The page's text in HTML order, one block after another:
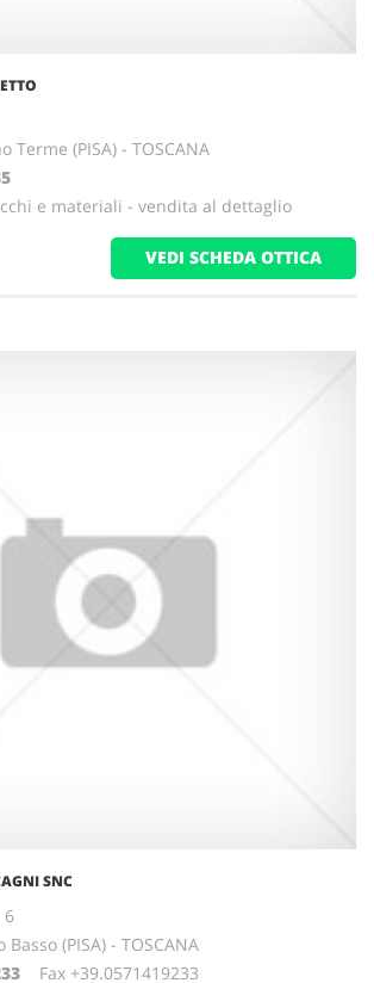
Terme (PISA) - TOSCANA
e materiali - vendita al dettaglio
VEDI SCHEDA OTTICA
SNC
6
(PISA) - TOSCANA
Fax +39.0571419233